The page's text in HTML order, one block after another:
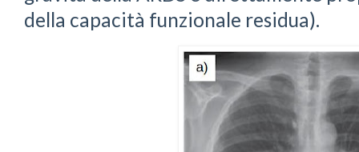
della capacità funzionale residua).